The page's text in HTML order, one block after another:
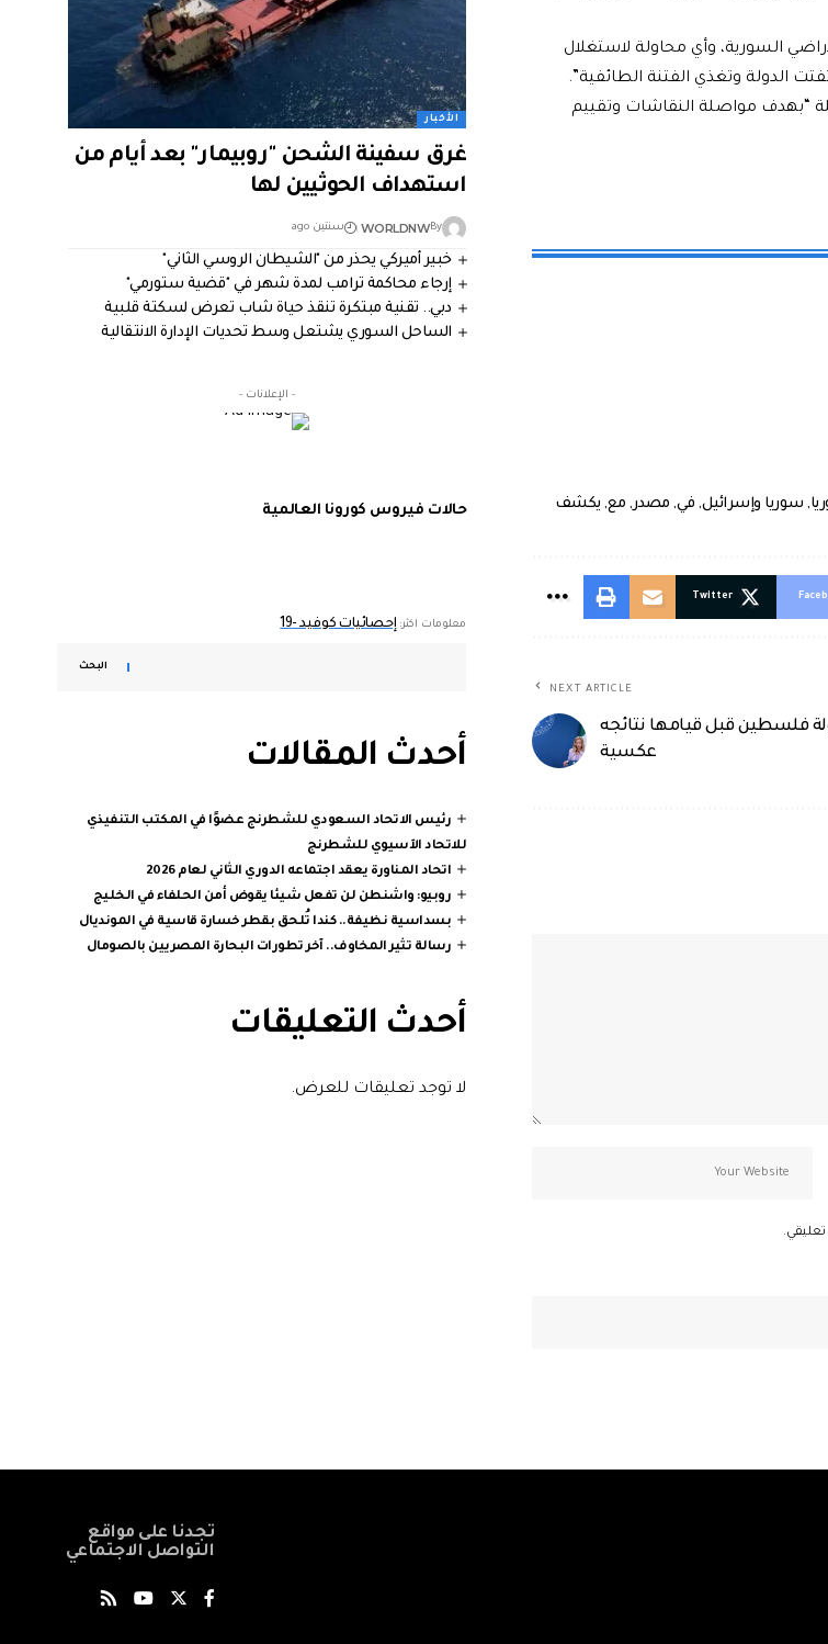
السورية، وأي محاولة لاستغلال
الدولة وتغذي الفتنة الطائفية”.
“بهدف مواصلة النقاشات وتقييم
, سوريا وإسرائيل, في, مصدر , مع, يكشف
Twitter
NEXT ARTICLE
فلسطين قبل قيامها نتائجه
عكسية
الأخبار
غرق سفينة الشحن "روبيمار" بعد أيام من
استهداف الحوثيين لها
By
WORLDNW سنتين ago
خبير أميركي يحذر من "الشيطان الروسي الثاني"
إرجاء محاكمة ترامب لمدة شهر في "قضية ستورمي"
دبي.. تقنية مبتكرة تنقذ حياة شاب تعرض لسكتة قلبية
الساحل السوري يشتعل وسط تحديات الإدارة الانتقالية
- الإعلانات -
حالات فيروس كورونا العالمية
معلومات اكثر: إحصائيات كوفيد -19
البحث
أحدث المقالات
رئيس الاتحاد السعودي للشطرنج عضوًا في المكتب التنفيذي
للاتحاد الآسيوي للشطرنج
اتحاد المناورة يعقد اجتماعه الدوري الثاني لعام 2026
روبيو: واشنطن لن تفعل شيئا يقوض أمن الحلفاء في الخليج
بسداسية نظيفة.. كندا تُلحق بقطر خسارة قاسية في المونديال
رسالة تثير المخاوف.. آخر تطورات البحارة المصريين بالصومال
أحدث التعليقات
لا توجد تعليقات للعرض.
تجدنا على مواقع
التواصل الاجتماعي